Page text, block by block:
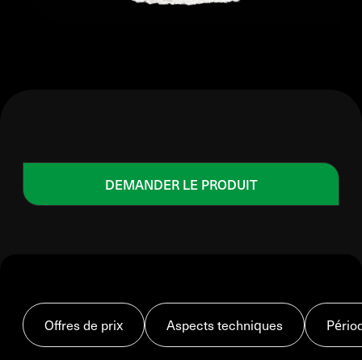
DEMANDER LE PRODUIT
Offres de prix Aspects techniques